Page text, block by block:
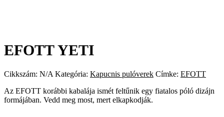
EFOTT YETI
Cikkszám: N/A Kategória: Kapucnis pulóverek Címke: EFOTT
Az EFOTT korábbi kabalája ismét feltűnik egy fiatalos póló dizájn
formájában. Vedd meg most, mert elkapkodják.